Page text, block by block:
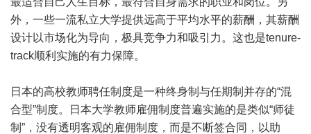
外，一些一流私立大学提供远高于平均水平的薪酬，其薪酬
设计以市场化为导向，极具竞争力和吸引力。这也是tenure-
track顺利实施的有力保障。
日本的高校教师聘任制度是一种终身制与任期制并存的“混
合型”制度。日本大学教师雇佣制度普遍实施的是类似“师徒
制”，没有透明客观的雇佣制度，而是不断签合同，以助